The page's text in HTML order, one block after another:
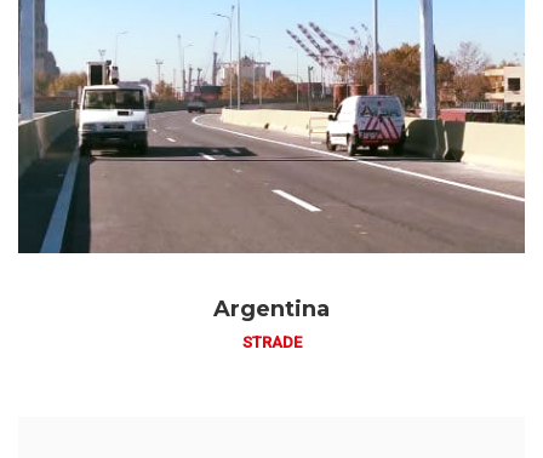
Argentina
STRADE